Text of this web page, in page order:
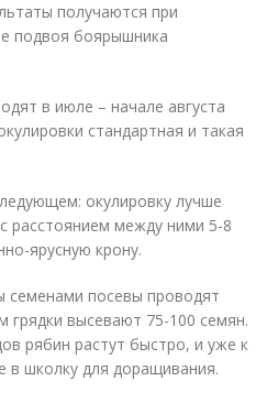
получаются при
подвоя боярышника
в июле – начале августа
стандартная и такая
окулировку лучше
расстоянием между ними 5-8
ярусную крону.
посевы проводят
грядки высевают 75-100 семян.
рябин растут быстро, и уже к
в школку для доращивания.